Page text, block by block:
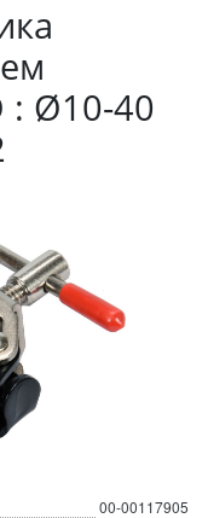
: Ø10-40
00-00117905